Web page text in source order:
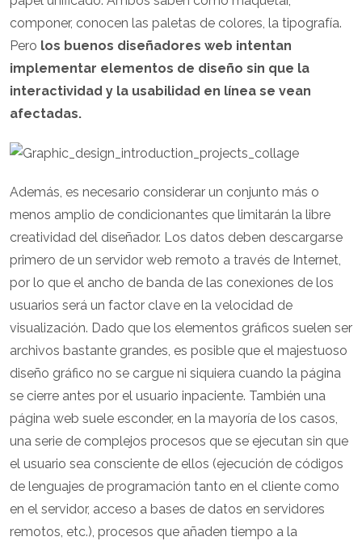
componer, conocen las paletas de colores, la tipografía.
Pero los buenos diseñadores web intentan
implementar elementos de diseño sin que la
interactividad y la usabilidad en línea se vean
afectadas.
Además, es necesario considerar un conjunto más o
menos amplio de condicionantes que limitarán la libre
creatividad del diseñador. Los datos deben descargarse
primero de un servidor web remoto a través de Internet,
por lo que el ancho de banda de las conexiones de los
usuarios será un factor clave en la velocidad de
visualización. Dado que los elementos gráficos suelen ser
archivos bastante grandes, es posible que el majestuoso
diseño gráfico no se cargue ni siquiera cuando la página
se cierre antes por el usuario inpaciente. También una
página web suele esconder, en la mayoría de los casos,
una serie de complejos procesos que se ejecutan sin que
el usuario sea consciente de ellos (ejecución de códigos
de lenguajes de programación tanto en el cliente como
en el servidor, acceso a bases de datos en servidores
remotos, etc.), procesos que añaden tiempo a la